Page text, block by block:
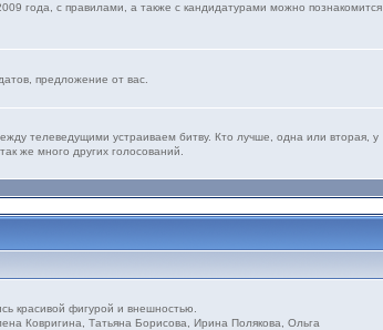
года, с правилами, а также с кандидатурами можно познакомится
предложение от вас.
телеведущими устраиваем битву. Кто лучше, одна или вторая, у
же много других голосований.
красивой фигурой и внешностью.
Ковригина, Татьяна Борисова, Ирина Полякова, Ольга